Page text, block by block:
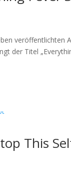
der Titel
This